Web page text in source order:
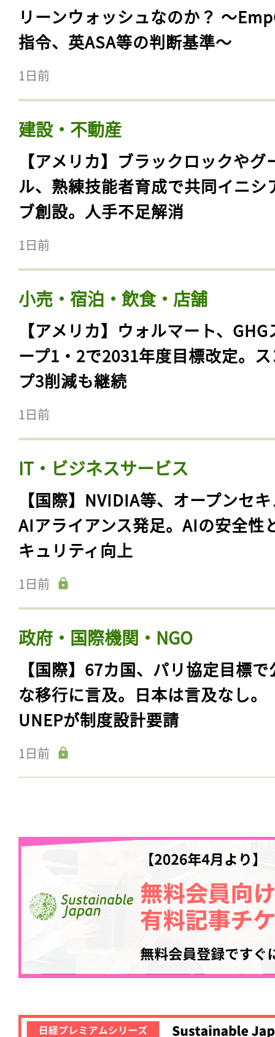
リーンウォッシュなのか？ 〜
指令、英ASA等の判断基準〜
1日前
建設・不動産
【アメリカ】ブラックロックやグ
ル、熟練技能者育成で共同イニシ
ブ創設。人手不足解消
1日前
小売・宿泊・飲食・店舗
【アメリカ】ウォルマート、GHG
ープ1・2で2031年度目標改定。
プ3削減も継続
1日前
IT・ビジネスサービス
【国際】NVIDIA等、オープンセ
AIアライアンス発足。AIの安全性
キュリティ向上
1日前
政府・国際機関・NGO
【国際】67カ国、パリ協定目標で
な移行に言及。日本は言及なし。
UNEPが制度設計要請
1日前